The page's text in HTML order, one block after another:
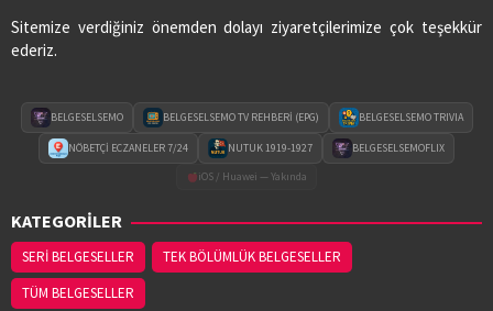
Sitemize verdiğiniz önemden dolayı ziyaretçilerimize çok teşekkür
ederiz.
BELGESELSEMO BELGESELSEMO TV REHBERİ (EPG) BELGESELSEMO TRIVIA
NÖBETÇİ ECZANELER 7/24 NUTUK 1919-1927
BELGESELSEMOFLIX
iOS / Huawei — Yakında
KATEGORİLER
SERİ BELGESELLER
TEK BÖLÜMLÜK BELGESELLER
TÜM BELGESELLER